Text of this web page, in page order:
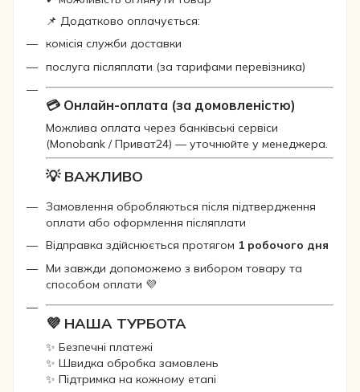
📌 Додатково оплачується:
комісія служби доставки
послуга післяплати (за тарифами перевізника)
💳 Онлайн-оплата (за домовленістю)
Можлива оплата через банківські сервіси
(Monobank / Приват24) — уточнюйте у менеджера.
💡 ВАЖЛИВО
Замовлення обробляються після підтвердження
оплати або оформлення післяплати
Відправка здійснюється протягом 1 робочого дня
Ми завжди допоможемо з вибором товару та
способом оплати 💜
💜 НАША ТУРБОТА
✨ Безпечні платежі
✨ Швидка обробка замовлень
✨ Підтримка на кожному етапі